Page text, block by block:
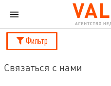
Фильтр
Связаться с нами